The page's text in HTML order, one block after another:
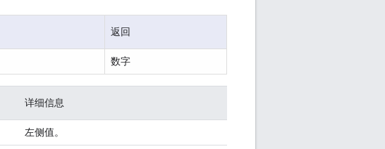
返回
数字
详细信息
左侧值。